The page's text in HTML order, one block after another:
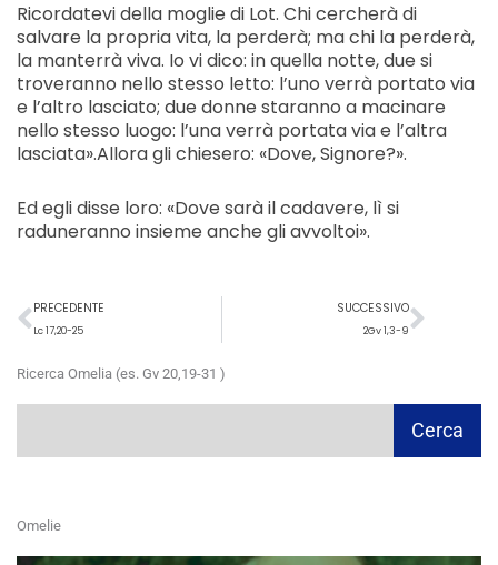
Ricordatevi della moglie di Lot. Chi cercherà di
salvare la propria vita, la perderà; ma chi la perderà,
la manterrà viva. Io vi dico: in quella notte, due si
troveranno nello stesso letto: l’uno verrà portato via
e l’altro lasciato; due donne staranno a macinare
nello stesso luogo: l’una verrà portata via e l’altra
lasciata».Allora gli chiesero: «Dove, Signore?».
Ed egli disse loro: «Dove sarà il cadavere, lì si
raduneranno insieme anche gli avvoltoi».
Precedente
PRECEDENTE
Lc 17,20-25
SUCCESSIVO
2Gv 1,3-9
Ricerca Omelia (es. Gv 20,19-31 )
Cerca
Omelie